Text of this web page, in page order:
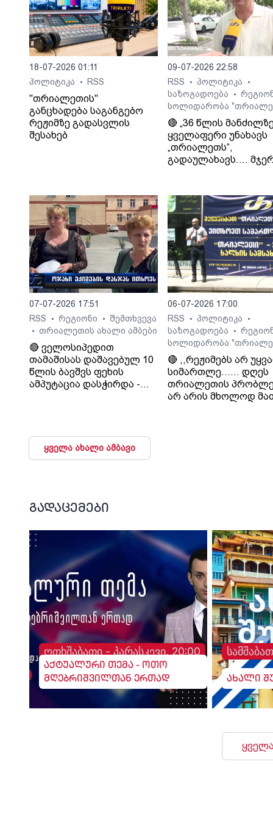
18-07-2026 01:11
პოლიტიკა
• RSS
"თრიალეთის"
განცხადება საგანგებო
რეჟიმზე გადასვლის
შესახებ
09-07-2026 22:58
RSS
• პოლიტიკა •
საზოგადოება •
სოლიდარობა
🔴 „36 წლის
ყველაფერი უნახავს
„თრიალეთს“,
გადაულახავს....
დათმობაზე წავა
ხელისუფლება და ის
ელემენტარული
მოთხოვნა რასაც
თრიალეთი ითხოვს
დააკმაყოფილებს.“. -
სურმანიძე. ტვ 25-ის
დამფუძნებელი.
07-07-2026 17:51
RSS
• რეგიონი • შემთხვევა
• თრიალეთის ახალი ამბები
🔴 ველოსიპედით
თამაშისას დაშავებულ 10
წლის ბავშვს ფეხის
ამპუტაცია დასჭირდა -
06-07-2026 17:00
RSS
• პოლიტიკა •
საზოგადოება •
სოლიდარობა
🔴 ,,რეჟიმებს არ
სიმართლე...... დღეს
თრიალეთის
არ არის მხოლოდ
ყველა ახალი ამბავი
გადაცემები
ოთხშაბათი - პარასკევი, 20:00
აქტუალური თემა - ოთო
მღებრიშვილთან ერთად
ახალი